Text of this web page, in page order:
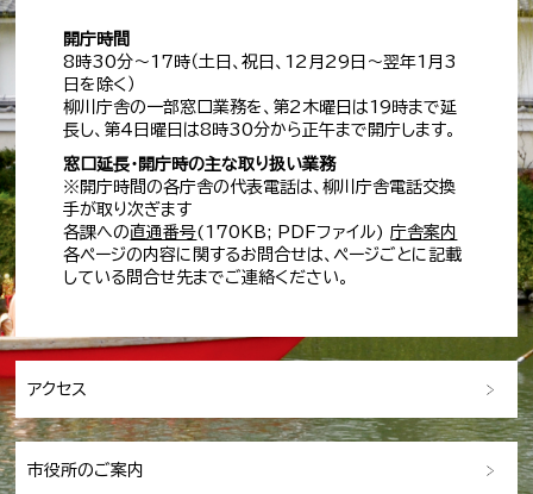
開庁時間
8時30分～17時（土日、祝日、12月29日～翌年1月3
日を除く）
柳川庁舎の一部窓口業務を、第2木曜日は19時まで延
長し、第4日曜日は8時30分から正午まで開庁します。
窓口延長・開庁時の主な取り扱い業務
※開庁時間の各庁舎の代表電話は、柳川庁舎電話交換
手が取り次ぎます
各課への直通番号(170KB; PDFファイル)庁舎案内
各ページの内容に関するお問合せは、ページごとに記載
している問合せ先までご連絡ください。
アクセス
市役所のご案内